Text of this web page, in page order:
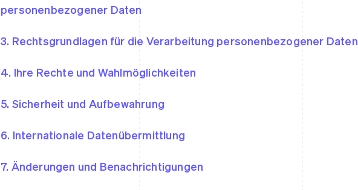
personenbezogener Daten
3. Rechtsgrundlagen für die Verarbeitung personenbezogener Daten
4. Ihre Rechte und Wahlmöglichkeiten
5. Sicherheit und Aufbewahrung
6. Internationale Datenübermittlung
7. Änderungen und Benachrichtigungen